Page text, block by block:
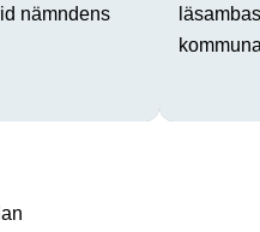
nämndens